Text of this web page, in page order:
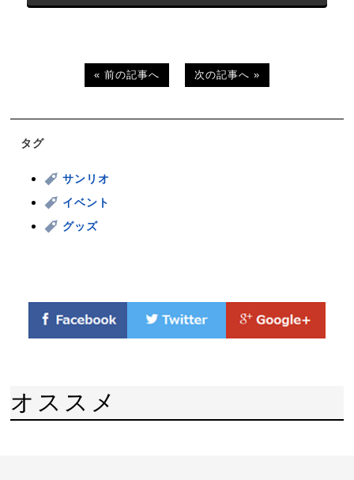
« 前の記事へ 次の記事へ »
タグ
サンリオ
イベント
グッズ
オススメ